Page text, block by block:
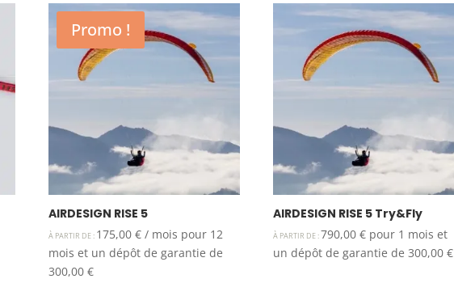
Promo !
AIRDESIGN RISE 5
À PARTIR DE : 175,00€ / mois pour 12
mois et un dépôt de garantie de
300,00€
AIRDESIGN RISE 5 Try&Fly
À PARTIR DE :790,00€ pour 1 mois et
un dépôt de garantie de300,00€